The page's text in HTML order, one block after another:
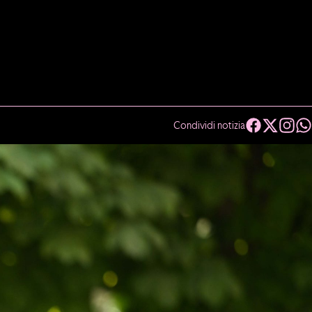
Condividi notizia